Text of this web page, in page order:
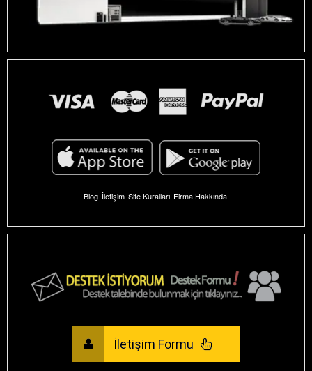
Blog İletişim Site Kuralları Firma Hakkında
İletişim Formu